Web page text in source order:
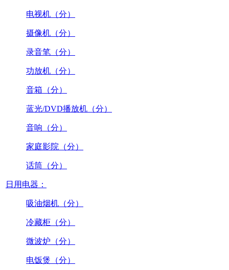
电视机（分）
摄像机（分）
录音笔（分）
功放机（分）
音箱（分）
蓝光/DVD播放机（分）
音响（分）
家庭影院（分）
话筒（分）
日用电器：
吸油烟机（分）
冷藏柜（分）
微波炉（分）
电饭煲（分）